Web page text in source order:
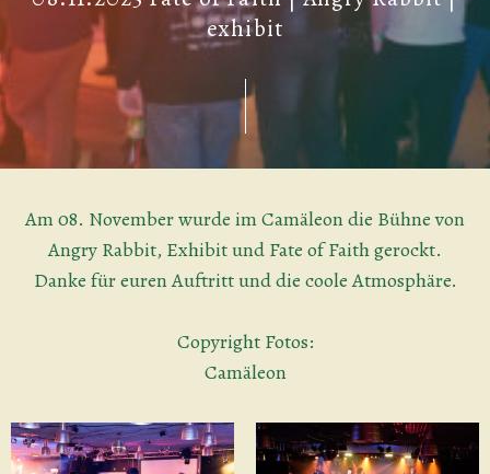
exhibit
Am 08. November wurde im Camäleon die Bühne von
Angry Rabbit, Exhibit und Fate of Faith gerockt.
Danke für euren Auftritt und die coole Atmosphäre.
Copyright Fotos:
Camäleon